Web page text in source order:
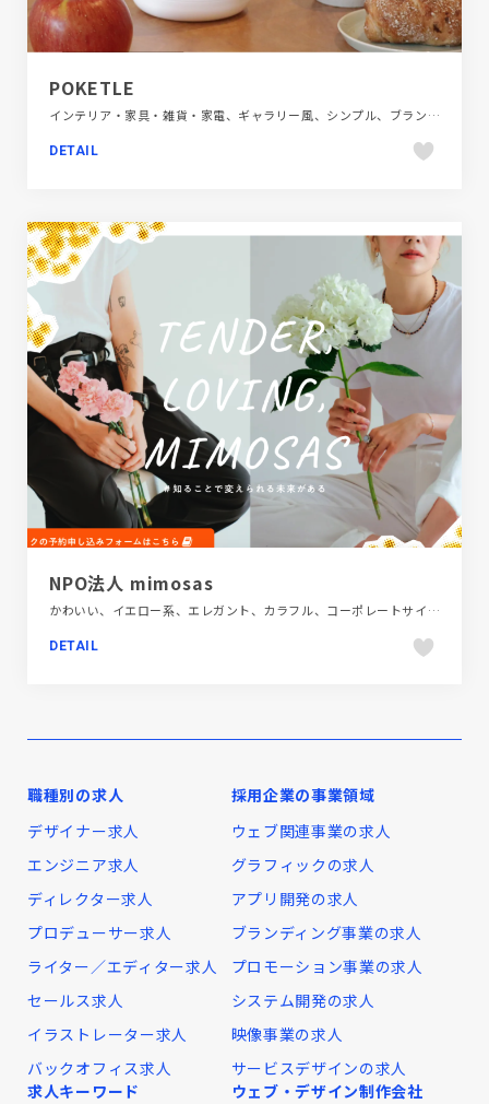
POKETLE
インテリア・家具・雑貨・家電、ギャラリー風、シンプル、ブランド・サービスサイト、ホワイト系
DETAIL
NPO法人 mimosas
かわいい、イエロー系、エレガント、カラフル、コーポレートサイト、ナチュラル、パープル系、フラットデザイン、ホワイト系、地域・団体・活動、大きめ写真、手書き・ハンドメイド
DETAIL
職種別の求人
デザイナー求人
エンジニア求人
ディレクター求人
プロデューサー求人
ライター／エディター求人
セールス求人
イラストレーター求人
バックオフィス求人
採用企業の事業領域
ウェブ関連事業の求人
グラフィックの求人
アプリ開発の求人
ブランディング事業の求人
プロモーション事業の求人
システム開発の求人
映像事業の求人
サービスデザインの求人
求人キーワード
ウェブ・デザイン制作会社